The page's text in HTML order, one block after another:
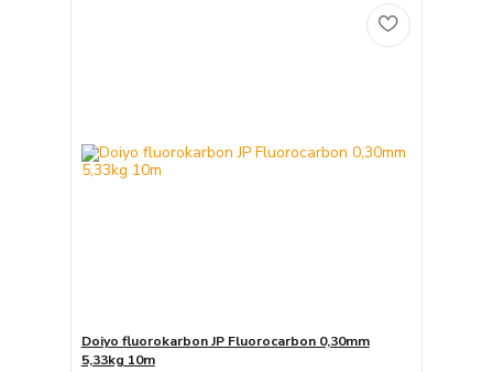
Doiyo fluorokarbon JP Fluorocarbon 0,30mm
5,33kg 10m